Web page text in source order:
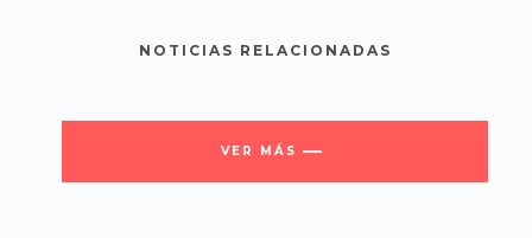
NOTICIAS RELACIONADAS
VER MÁS